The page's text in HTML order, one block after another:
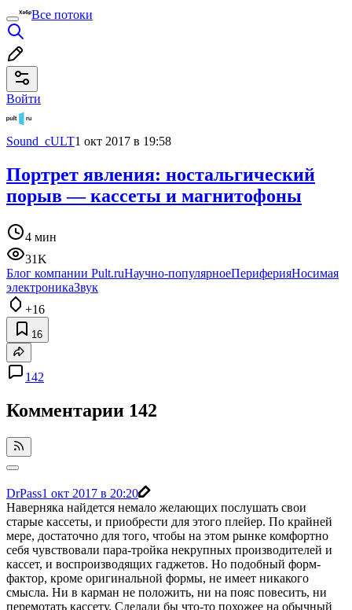
Все потоки
Войти
Sound_cULT1 окт 2017 в 19:58
Портрет явления: ностальгический
порыв — кассеты и магнитофоны
4 мин
31K
Блог компании Pult.ruНаучно-популярноеПериферияНосимая
электроникаЗвук
+16
16
142
Комментарии 142
DrPass1 окт 2017 в 20:20
Наверняка найдется немало желающих послушать свои
старые кассеты, и приобрести для этого плейер. По крайней
мере, достаточно для того, чтобы на этом рынке комфортно
себя чувствовали пара-тройка некрупных производителей и
кассет, и воспроизводящих гаджетов. Но подобный форм-
фактор, кроме оригинальной формы, не имеет никакого
смысла. Ни в карман не положить, ни на пояс повесить, ни
перемотать кассету. Сделали бы что-то похожее на обычный